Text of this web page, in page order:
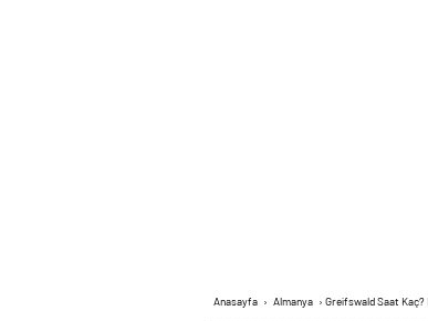
Anasayfa › Almanya › Greifswald Saat